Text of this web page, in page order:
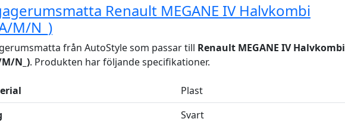
Renault MEGANE IV Halvkombi
M/N_)
från AutoStyle som passar till Renault MEGANE IV Halvkombi
N_). Produkten har följande specifikationer.
Plast
Svart